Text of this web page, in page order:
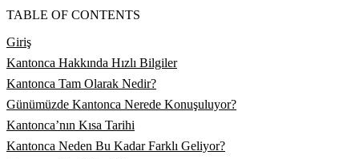
TABLE OF CONTENTS
Giriş
Kantonca Hakkında Hızlı Bilgiler
Kantonca Tam Olarak Nedir?
Günümüzde Kantonca Nerede Konuşuluyor?
Kantonca’nın Kısa Tarihi
Kantonca Neden Bu Kadar Farklı Geliyor?